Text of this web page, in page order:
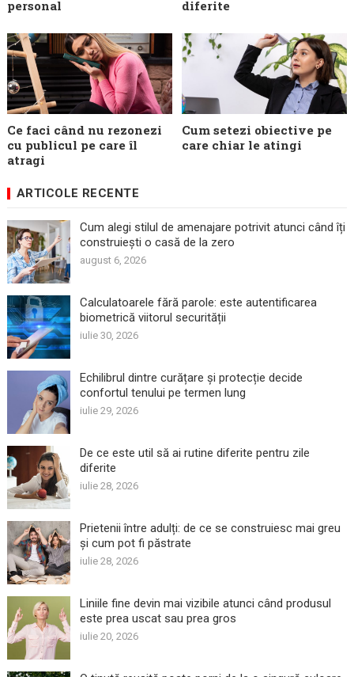
personal
diferite
Ce faci când nu rezonezi
cu publicul pe care îl
atragi
Cum setezi obiective pe
care chiar le atingi
ARTICOLE RECENTE
Cum alegi stilul de amenajare potrivit atunci când îți
construiești o casă de la zero
august 6, 2026
Calculatoarele fără parole: este autentificarea
biometrică viitorul securității
iulie 30, 2026
Echilibrul dintre curățare și protecție decide
confortul tenului pe termen lung
iulie 29, 2026
De ce este util să ai rutine diferite pentru zile
diferite
iulie 28, 2026
Prietenii între adulți: de ce se construiesc mai greu
și cum pot fi păstrate
iulie 28, 2026
Liniile fine devin mai vizibile atunci când produsul
este prea uscat sau prea gros
iulie 20, 2026